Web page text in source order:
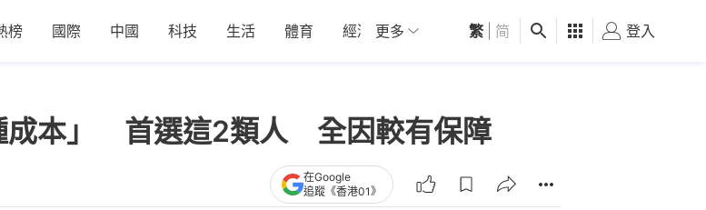
榜 國際 中國 科技 生活 體育 經濟 01深圳 觀點 健康 好食玩飛
更多 繁 简 登入
成本」 首選這2類人 全因較有保障
在Google
追蹤《香港01》